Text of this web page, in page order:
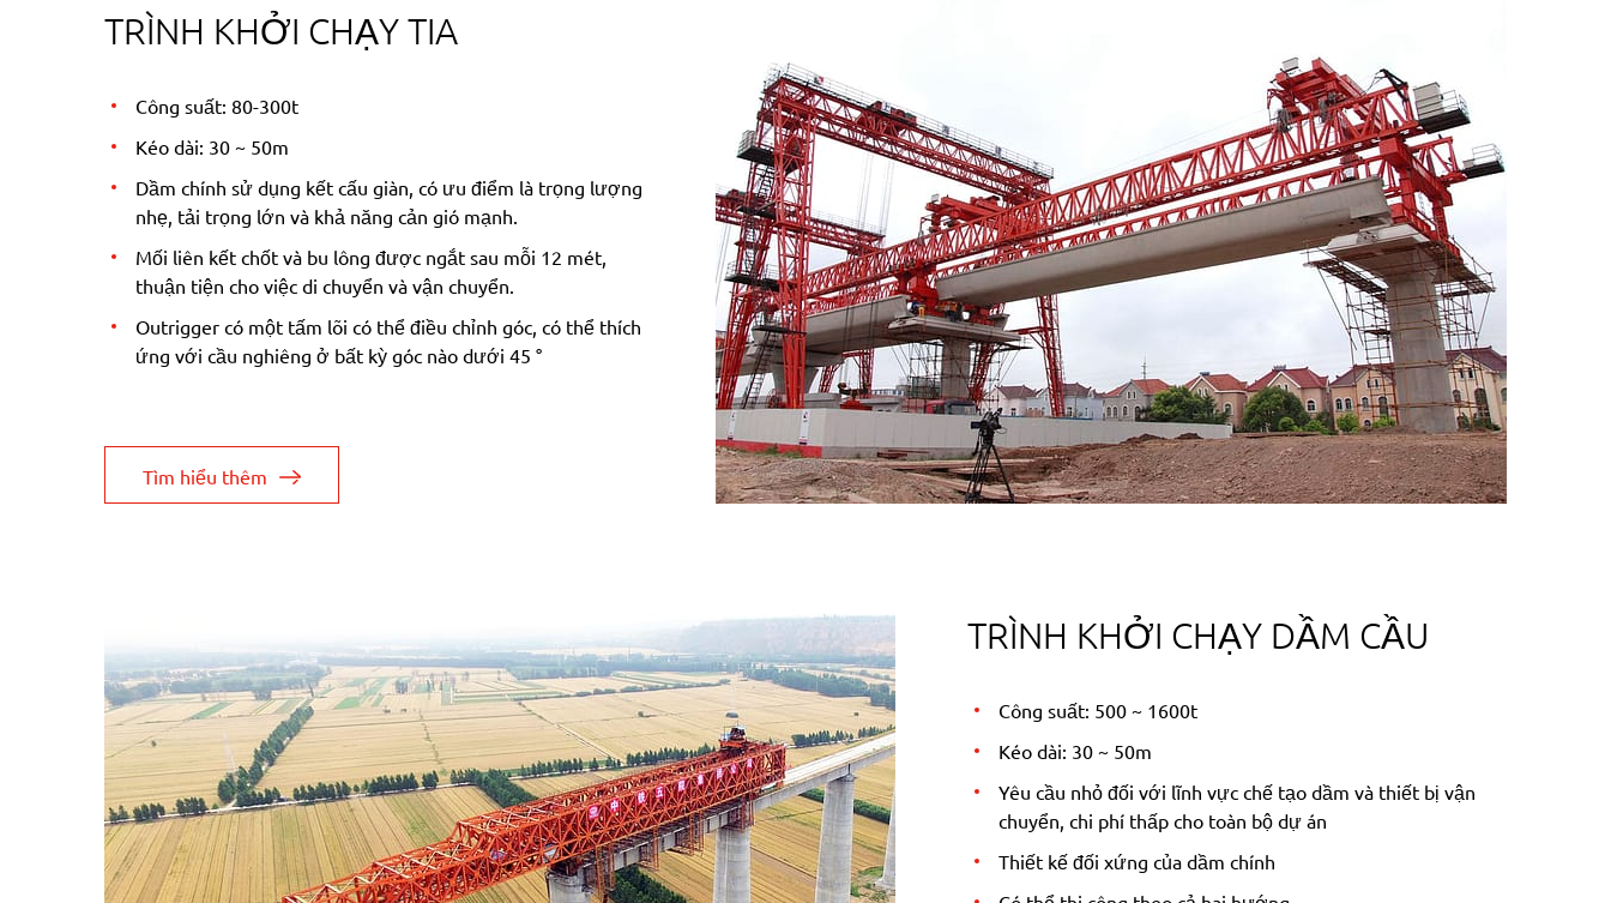
TRÌNH KHỞI CHẠY TIA
Công suất: 80-300t
Kéo dài: 30 ~ 50m
Dầm chính sử dụng kết cấu giàn, có ưu điểm là trọng lượng
nhẹ, tải trọng lớn và khả năng cản gió mạnh.
Mối liên kết chốt và bu lông được ngắt sau mỗi 12 mét,
thuận tiện cho việc di chuyển và vận chuyển.
Outrigger có một tấm lõi có thể điều chỉnh góc, có thể thích
ứng với cầu nghiêng ở bất kỳ góc nào dưới 45 °
Tìm hiểu thêm
TRÌNH KHỞI CHẠY DẦM CẦU
Công suất: 500 ~ 1600t
Kéo dài: 30 ~ 50m
Yêu cầu nhỏ đối với lĩnh vực chế tạo dầm và thiết bị vận
chuyển, chi phí thấp cho toàn bộ dự án
Thiết kế đối xứng của dầm chính